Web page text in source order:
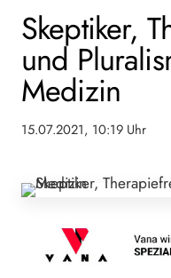
Skeptiker,
und
Medizin
15.07.2021, 10:19 Uhr